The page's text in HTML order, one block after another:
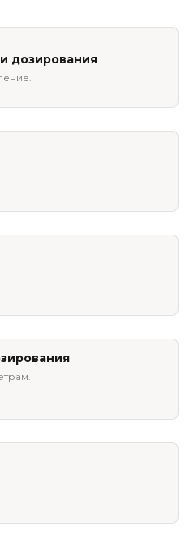
дозирования